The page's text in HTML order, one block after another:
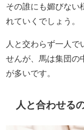
その誰にも媚びない
れていくでしょう。
人と交わらず一人で
せんが、馬は集団の
が多いです。
人と合わせる